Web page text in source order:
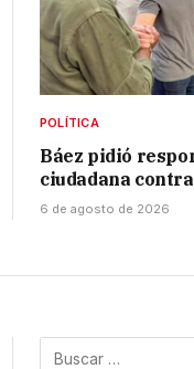
POLÍTICA
Báez pidió
ciudadana
6 de agosto de 2026